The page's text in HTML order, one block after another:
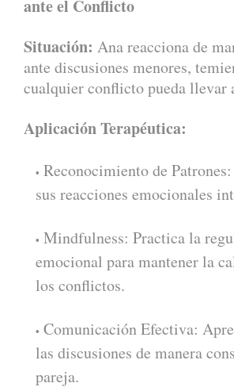
ante el Conflicto
Situación: Ana reacciona de
ante discusiones menores,
cualquier conflicto pueda llevar
Aplicación Terapéutica:
Reconocimiento de
sus reacciones emocionales
Mindfulness: Practica la
emocional para mantener la
los conflictos.
Comunicación Efectiva:
las discusiones de manera
pareja.